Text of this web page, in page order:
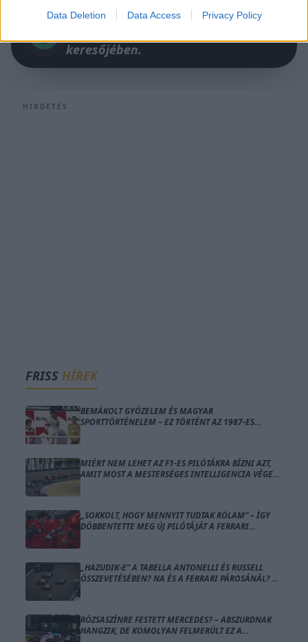
Data Deletion Data Access Privacy Policy
Itt állíthatod be, hogy a Racingline
keresőjében.
HIRDETÉS
FRISS HÍREK
BEMÁKOLT GYŐZELEM ÉS MAGYAR
SPORTTÖRTÉNELEM – EZ TÖRTÉNT AZ 1987-ES
MIÉRT NEM LEHET AZ F1-ES PILÓTÁKRA BÍZNI AZT,
AMIT MOST A MESTERSÉGES INTELLIGENCIA VÉGEZ
„SOKKOLT, HOGY MENNYIT TUDTAK RÓLAM” – ÍGY
DÖBBENTETTE MEG ÚJ PILÓTÁJÁT A FERRARI
„HAZUDIK-E” A TABELLA ANTONELLI ÉS RUSSELL
ÖSSZEVETÉSÉBEN? NA ÉS A FERRARI PÁROSÁNÁL? –
RÓZSASZÍNRE FESTETT MERCEDES? – ABSZURDNAK
HANGZIK, DE KOMOLYAN FELMERÜLT EZ A